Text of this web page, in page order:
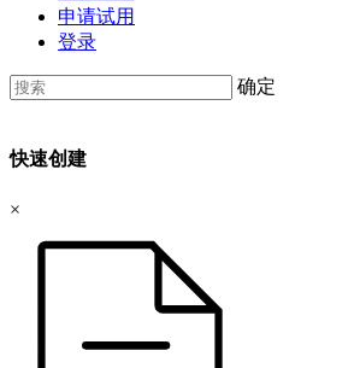
申请试用
登录
确定
快速创建
×